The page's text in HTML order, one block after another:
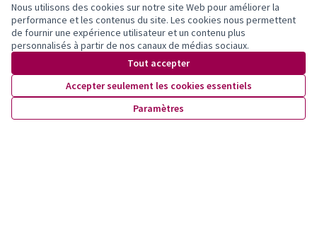
Nous utilisons des cookies sur notre site Web pour améliorer la
performance et les contenus du site. Les cookies nous permettent
de fournir une expérience utilisateur et un contenu plus
personnalisés à partir de nos canaux de médias sociaux.
Tout accepter
Accepter seulement les cookies essentiels
Paramètres
Newsletter
Inscrivez-vous pour être tenu·e au courant de nos activités!